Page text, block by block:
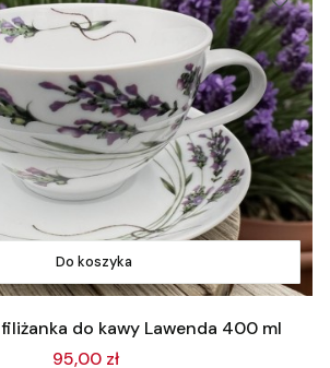
Do koszyka
do kawy Lawenda 400 ml
95,00 zł